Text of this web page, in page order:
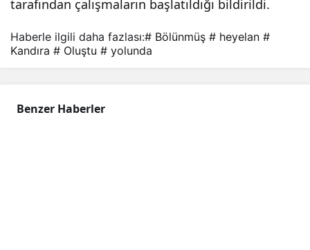
tarafından çalışmaların başlatıldığı bildirildi.
tu
Haberle ilgili daha fazlası:# Bölünmüş # heyelan #
Kandıra # Oluştu # yolunda
Benzer Haberler